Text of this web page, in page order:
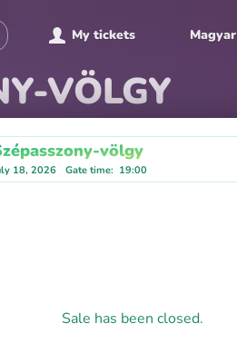
My tickets Magyar
VÖLGY
völgy
18, 2026 Gate time: 19:00
Sale has been closed.